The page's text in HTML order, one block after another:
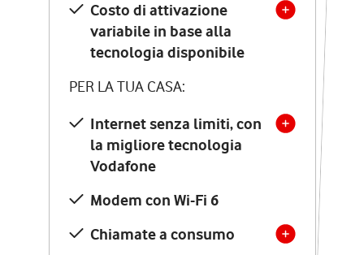
Costo di attivazione
variabile in base alla
tecnologia disponibile
PER LA TUA CASA:
Internet senza limiti, con
la migliore tecnologia
Vodafone
Modem con Wi-Fi 6
Chiamate a consumo
Costo di attivazione
variabile in base alla
tecnologia disponibile
PER LA TUA CASA:
Internet senza limiti, con
la migliore tecnologia
Vodafone
Modem Seven con Wi-Fi 7
Chiamate illimitate verso
numeri fissi e mobili
nazionali